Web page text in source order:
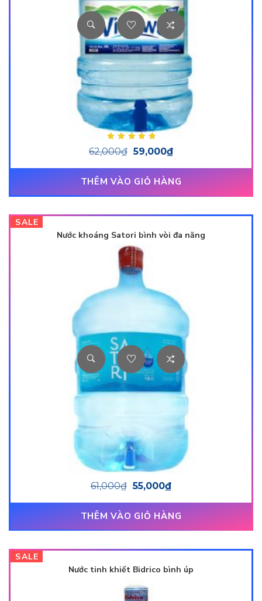
Được xếp hạng
5.005 sao
62,000₫ 59,000₫
THÊM VÀO GIỎ HÀNG
SALE
Nước khoáng Satori bình vòi đa năng
61,000₫ 55,000₫
THÊM VÀO GIỎ HÀNG
SALE
Nước tinh khiết Bidrico bình úp